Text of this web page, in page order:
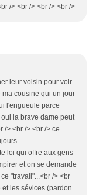
/> <br /> <br /> <br />
leur voisin pour voir
cousine qui un jour
l'engueule parce
la brave dame peut
/> <br /> <br /> ce
loi qui offre aux gens
et on se demande
"travail"...<br /> <br
les sévices (pardon